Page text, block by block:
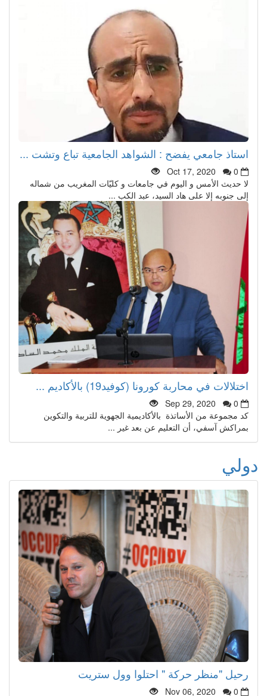
استاذ جامعي يفضح : الشواهد الجامعية تباع وتشت ...
Oct 17, 2020
0
لا حديث الأمس و اليوم في جامعات و كليّات المغريب من شماله
إلى جنوبه إلا على هاد السيد، عبد الكب ...
اختلالات في محاربة كورونا (كوفيد19) بالأكاديم ...
Sep 29, 2020
0
كد مجموعة من الأساتذة بالأكاديمية الجهوية للتربية والتكوين
بمراكش آسفي، أن التعليم عن بعد غير ...
دولي
رحيل "منظر حركة " احتلوا وول ستريت
Nov 06, 2020 0